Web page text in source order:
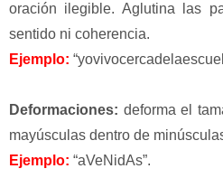
oración ilegible. Aglutina las
sentido ni coherencia.
Ejemplo:
Deformaciones: deforma el
mayúsculas dentro de
Ejemplo: “aVeNidAs”.